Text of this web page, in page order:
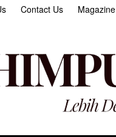
Contact Us Magazine